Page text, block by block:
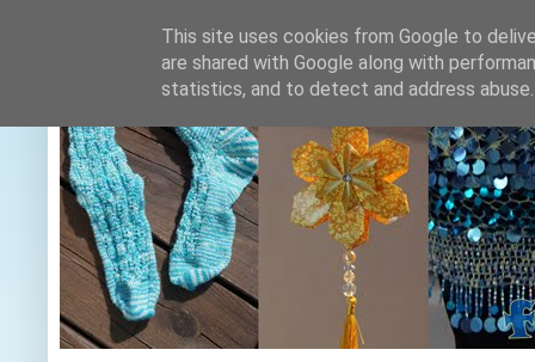
This site uses cookies from Google to
are shared with Google along with
statistics, and to detect and address abuse.